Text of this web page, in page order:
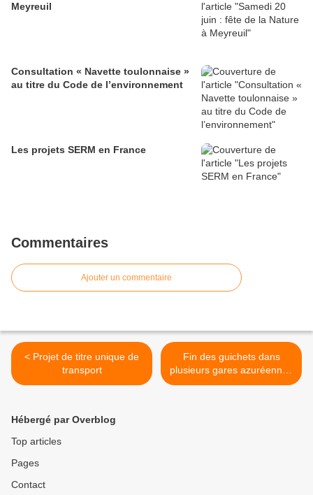
Meyreuil
Consultation « Navette toulonnaise »
au titre du Code de l’environnement
Les projets SERM en France
Commentaires
Ajouter un commentaire
< Projet de titre unique de
transport
Fin des guichets dans
plusieurs gares azuréennes
>
Hébergé par Overblog
Top articles
Pages
Contact